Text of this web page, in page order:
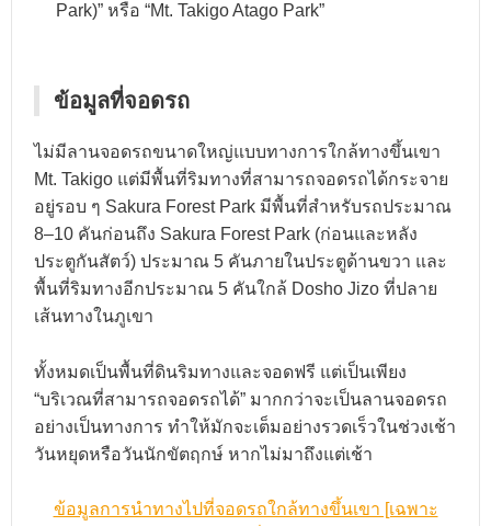
Park)” หรือ “Mt. Takigo Atago Park”
ข้อมูลที่จอดรถ
ไม่มีลานจอดรถขนาดใหญ่แบบทางการใกล้ทางขึ้นเขา
Mt. Takigo แต่มีพื้นที่ริมทางที่สามารถจอดรถได้กระจาย
อยู่รอบ ๆ Sakura Forest Park มีพื้นที่สำหรับรถประมาณ
8–10 คันก่อนถึง Sakura Forest Park (ก่อนและหลัง
ประตูกันสัตว์) ประมาณ 5 คันภายในประตูด้านขวา และ
พื้นที่ริมทางอีกประมาณ 5 คันใกล้ Dosho Jizo ที่ปลาย
เส้นทางในภูเขา
ทั้งหมดเป็นพื้นที่ดินริมทางและจอดฟรี แต่เป็นเพียง
“บริเวณที่สามารถจอดรถได้” มากกว่าจะเป็นลานจอดรถ
อย่างเป็นทางการ ทำให้มักจะเต็มอย่างรวดเร็วในช่วงเช้า
วันหยุดหรือวันนักขัตฤกษ์ หากไม่มาถึงแต่เช้า
ข้อมูลการนำทางไปที่จอดรถใกล้ทางขึ้นเขา [เฉพาะ